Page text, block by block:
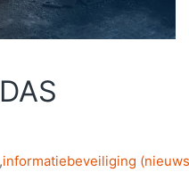
,informatiebeveiliging